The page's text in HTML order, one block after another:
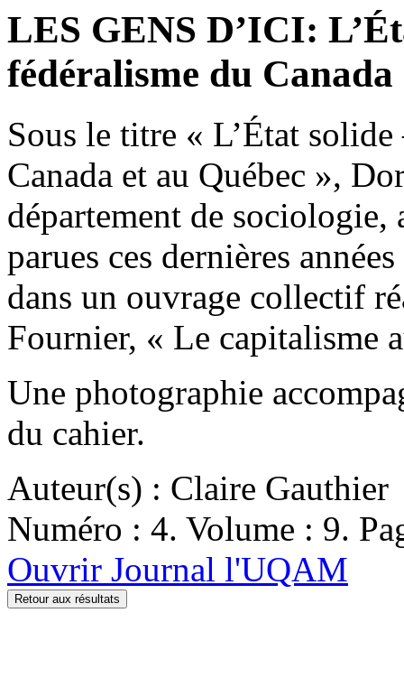
LES GENS D’ICI:
fédéralisme du Canada
Sous le titre « L’État
Canada et au Québec »,
département de sociologie,
parues ces dernières
dans un ouvrage collectif
Fournier, « Le capitalisme
Une photographie
du cahier.
Auteur(s) : Claire Gauthier
Numéro : 4. Volume : 9.
Ouvrir Journal l'UQAM
Retour aux résultats